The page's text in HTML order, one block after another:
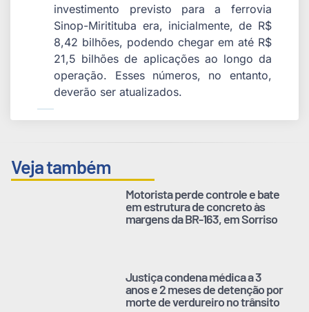
investimento previsto para a ferrovia
Sinop-Miritituba era, inicialmente, de R$
8,42 bilhões, podendo chegar em até R$
21,5 bilhões de aplicações ao longo da
operação. Esses números, no entanto,
deverão ser atualizados.
Veja também
Motorista perde controle e bate
em estrutura de concreto às
margens da BR-163, em Sorriso
Justiça condena médica a 3
anos e 2 meses de detenção por
morte de verdureiro no trânsito